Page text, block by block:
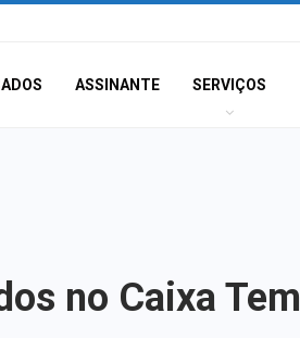
ASSINANTE SERVIÇOS
no Caixa Tem